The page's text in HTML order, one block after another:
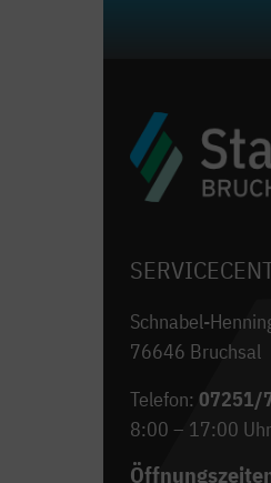
Schnabel-
76646 Bruchsal
Telefon:07251/
8:00 – 17:00